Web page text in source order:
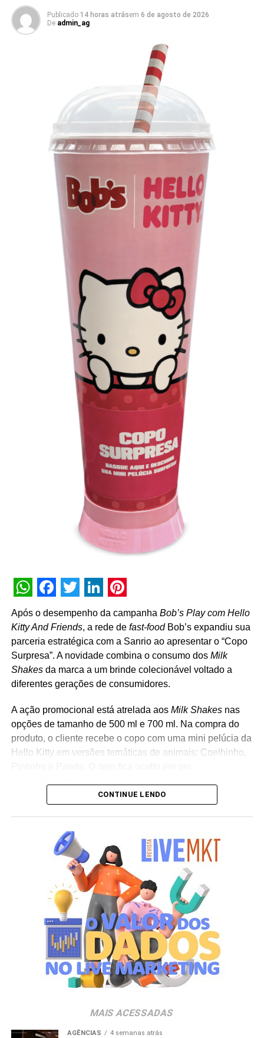
Clube. O projeto criativo mantém a assinatura “Brasil na
Veia”, conceito focado na valorização da cultura nacional,
da música e da hospitalidade carioca.
Os convites individuais já estão disponíveis para compra
no canal oficial da Ticketmaster, com lote inicial a partir
de R$ 3.950,00. As demais atualizações e atrações do
evento serão divulgadas nos canais oficiais do camarote
nos próximos meses.
Publicado 14 horas atrásem 6 de agosto de 2026
De admin_ag
WhatsApp
Facebook
Twitter
LinkedIn
Pinterest
Após o desempenho da campanha Bob’s Play com Hello
Kitty And Friends, a rede de fast-foodBob’s expandiu sua
parceria estratégica com a Sanrio ao apresentar o “Copo
Surpresa”. A novidade combina o consumo dos Milk
Shakesda marca a um brinde colecionável voltado a
diferentes gerações de consumidores.
A ação promocional está atrelada aos Milk Shakesnas
opções de tamanho de 500 ml e 700 ml. Na compra do
produto, o cliente recebe o copo com uma mini pelúcia da
Hello Kitty em versões temáticas de animais: Coelhinho,
personagem surpresa apenas no momento da abertura
criação de experiências afetivas para diferentes
gerações. Com o Copo Surpresa, queremos trazer um
novo momento de interação com a marca, adicionando
um elemento de surpresa que torna cada visita ao Bob’s
ainda mais divertida”, aponta Renata Brigatti Lange,
diretora de marketing do Bob’s.
A campanha possui abrangência nacional e estará
disponível por tempo limitado em todos os restaurantes
da rede até 31 de agosto de 2026, ou enquanto durarem
os estoques nas unidades.
CONTINUE LENDO
MAIS ACESSADAS
AGÊNCIAS 4 semanas atrás